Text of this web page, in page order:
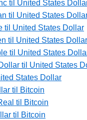
til United States
til United States
til United States Dollar
til United States Dollar
til United States
til United States
States Dollar
til Bitcoin
til Bitcoin
til Bitcoin